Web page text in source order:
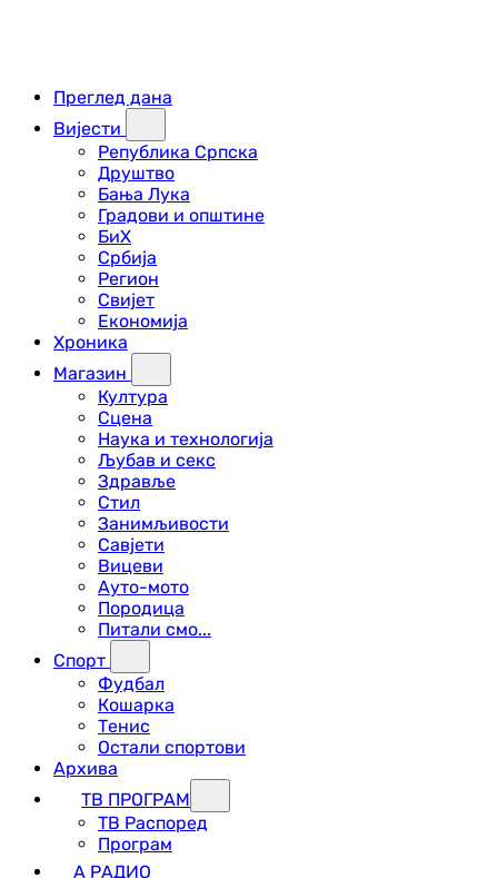
Преглед дана
Вијести
Република Српска
Друштво
Бања Лука
Градови и општине
БиХ
Србија
Регион
Свијет
Економија
Хроника
Магазин
Култура
Сцена
Наука и технологија
Љубав и секс
Здравље
Стил
Занимљивости
Савјети
Вицеви
Ауто-мото
Породица
Питали смо...
Спорт
Фудбал
Кошарка
Тенис
Остали спортови
Архива
ТВ ПРОГРАМ
ТВ Распоред
Програм
А РАДИО